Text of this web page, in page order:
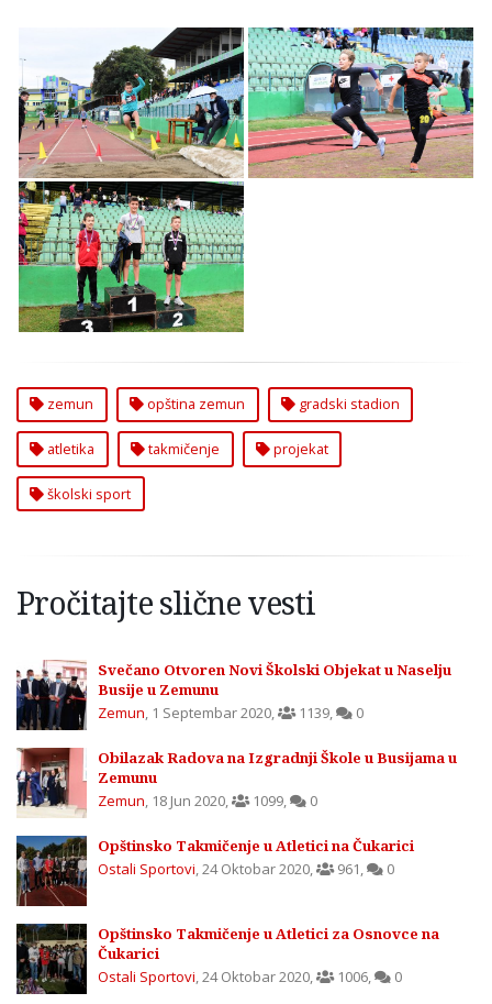
Atletsko Takmičenje u
Okviru Projekta
”Školski Sport” u
Zemunu
Atletsko Takmičenje u
Okviru Projekta
”Školski Sport” u
Zemunu
Atletsko Takmičenje u
Okviru Projekta
”Školski Sport” u
Zemunu
zemun opština zemun gradski stadion
atletika takmičenje projekat
školski sport
Pročitajte slične vesti
Svečano Otvoren Novi Školski Objekat u Naselju
Busije u Zemunu
Zemun, 1 Septembar 2020, 1139, 0
Obilazak Radova na Izgradnji Škole u Busijama u
Zemunu
Zemun, 18 Jun 2020, 1099, 0
Opštinsko Takmičenje u Atletici na Čukarici
Ostali Sportovi,24 Oktobar 2020, 961, 0
Opštinsko Takmičenje u Atletici za Osnovce na
Čukarici
Ostali Sportovi,24 Oktobar 2020, 1006, 0